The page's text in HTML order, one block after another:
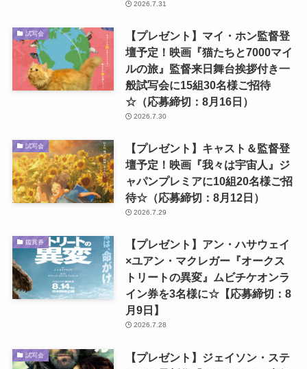
2026.7.31
試写会
【プレゼント】マイ・ホン監督登
壇予定！映画『猫たちと7000マイ
ルの旅』監督来日舞台挨拶付き一
般試写会に15組30名様ご招待
☆（応募締切：8月16日）
2026.7.30
試写会
【プレゼント】キャスト＆監督登
壇予定！映画『我々は宇宙人』ジ
ャパンプレミアに10組20名様ご招
待☆（応募締切：8月12日）
2026.7.29
鑑賞券
【プレゼント】アン・ハサウェイ
×ユアン・マクレガー『オークス
トリートの異変』ムビチケオンラ
イン券を3名様に☆【応募締切：8
月9日】
2026.7.28
試写会
【プレゼント】ジェイソン・ステ